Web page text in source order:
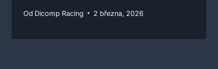
Od Dicomp Racing 2 března, 2026